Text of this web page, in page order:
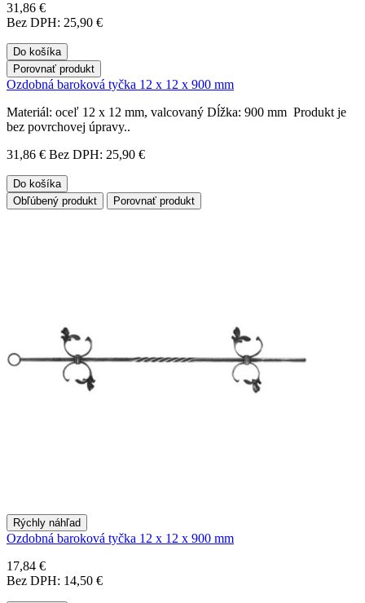
31,86 €
Bez DPH: 25,90 €
Do košíka
Porovnať produkt
Ozdobná baroková tyčka 12 x 12 x 900 mm
Materiál: oceľ 12 x 12 mm, valcovaný Dĺžka: 900 mm Produkt je
bez povrchovej úpravy..
31,86 € Bez DPH: 25,90 €
Do košíka
Obľúbený produkt
Porovnať produkt
Rýchly náhľad
Ozdobná baroková tyčka 12 x 12 x 900 mm
17,84 €
Bez DPH: 14,50 €